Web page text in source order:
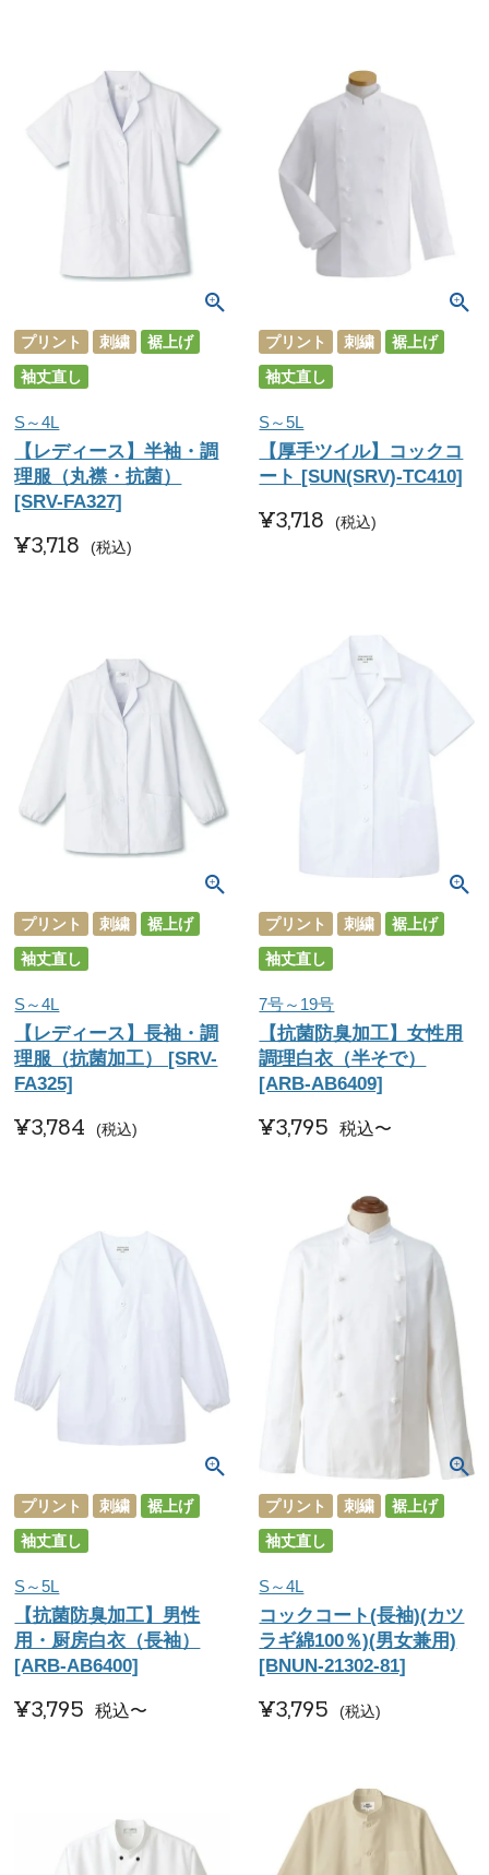
プリント 刺繍
裾上げ
袖丈直し
S～4L
【レディース】半袖・調
理服（丸襟・抗菌）
[SRV-FA327]
¥3,718 税込
プリント 刺繍
裾上げ
袖丈直し
S～5L
【厚手ツイル】コックコ
ート [SUN(SRV)-TC410]
¥3,718 税込
プリント 刺繍
裾上げ
袖丈直し
S～4L
【レディース】長袖・調
理服（抗菌加工） [SRV-
FA325]
¥3,784 税込
プリント 刺繍
裾上げ
袖丈直し
7号～19号
【抗菌防臭加工】女性用
調理白衣（半そで）
[ARB-AB6409]
¥3,795 税込〜
プリント 刺繍
裾上げ
袖丈直し
S～5L
【抗菌防臭加工】男性
用・厨房白衣（長袖）
[ARB-AB6400]
¥3,795 税込〜
プリント 刺繍
裾上げ
袖丈直し
S～4L
コックコート(長袖)(カツ
ラギ綿100％)(男女兼用)
[BNUN-21302-81]
¥3,795 税込